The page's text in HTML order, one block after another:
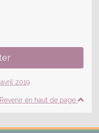
Revenir en haut de page